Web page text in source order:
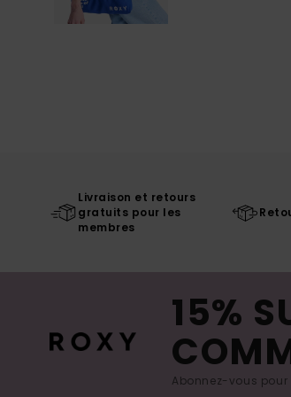
Livraison et retours
gratuits pour les
membres
15%
Abonnez-vous